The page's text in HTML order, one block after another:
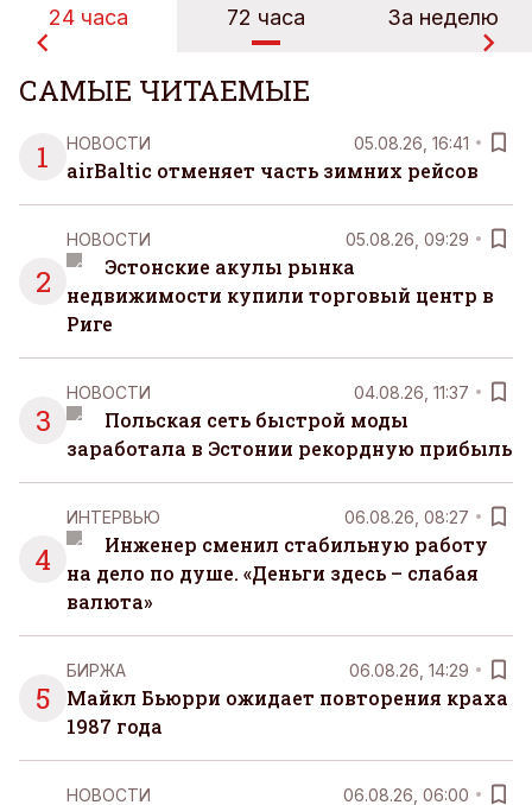
24 часа 72 часа За неделю
САМЫЕ ЧИТАЕМЫЕ
1
НОВОСТИ 05.08.26, 16:41
airBaltic отменяет часть зимних рейсов
2
НОВОСТИ 05.08.26, 09:29
Эстонские акулы рынка
недвижимости купили торговый центр в
Риге
3
НОВОСТИ 04.08.26, 11:37
Польская сеть быстрой моды
заработала в Эстонии рекордную прибыль
4
ИНТЕРВЬЮ 06.08.26, 08:27
Инженер сменил стабильную работу
на дело по душе. «Деньги здесь – слабая
валюта»
5
БИРЖА 06.08.26, 14:29
Майкл Бьюрри ожидает повторения краха
1987 года
НОВОСТИ 06.08.26, 06:00